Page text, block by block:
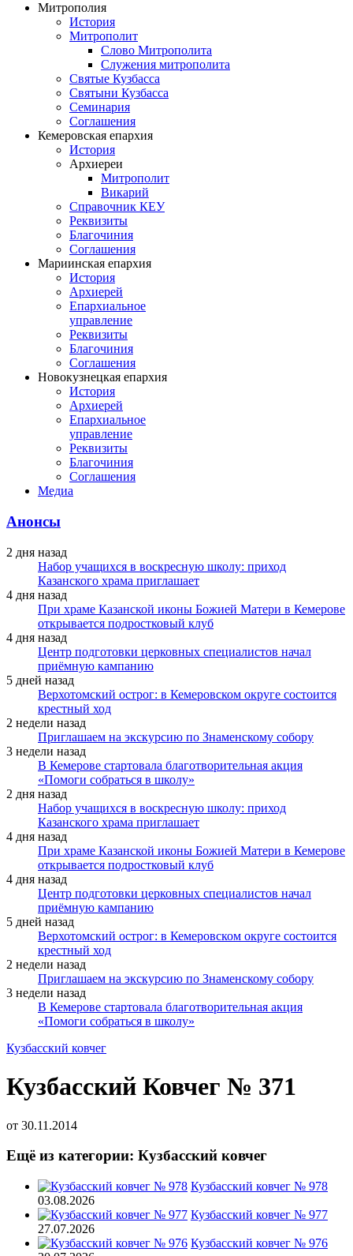
Митрополия
История
Митрополит
Слово Митрополита
Служения митрополита
Святые Кузбасса
Святыни Кузбасса
Семинария
Соглашения
Кемеровская епархия
История
Архиереи
Митрополит
Викарий
Справочник КЕУ
Реквизиты
Благочиния
Соглашения
Мариинская епархия
История
Архиерей
Епархиальное
управление
Реквизиты
Благочиния
Соглашения
Новокузнецкая епархия
История
Архиерей
Епархиальное
управление
Реквизиты
Благочиния
Соглашения
Медиа
Анонсы
2 дня назад
Набор учащихся в воскресную школу: приход
Казанского храма приглашает
4 дня назад
При храме Казанской иконы Божией Матери в Кемерове
открывается подростковый клуб
4 дня назад
Центр подготовки церковных специалистов начал
приёмную кампанию
5 дней назад
Верхотомский острог: в Кемеровском округе состоится
крестный ход
2 недели назад
Приглашаем на экскурсию по Знаменскому собору
3 недели назад
В Кемерове стартовала благотворительная акция
«Помоги собраться в школу»
2 дня назад
Набор учащихся в воскресную школу: приход
Казанского храма приглашает
4 дня назад
При храме Казанской иконы Божией Матери в Кемерове
открывается подростковый клуб
4 дня назад
Центр подготовки церковных специалистов начал
приёмную кампанию
5 дней назад
Верхотомский острог: в Кемеровском округе состоится
крестный ход
2 недели назад
Приглашаем на экскурсию по Знаменскому собору
3 недели назад
В Кемерове стартовала благотворительная акция
«Помоги собраться в школу»
Кузбасский ковчег
Кузбасский Ковчег № 371
от 30.11.2014
Ещё из категории: Кузбасский ковчег
Кузбасский ковчег № 978
03.08.2026
Кузбасский ковчег № 977
27.07.2026
Кузбасский ковчег № 976